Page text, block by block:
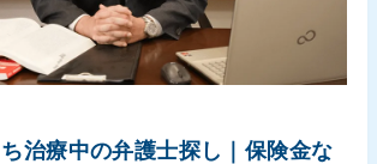
治療中の弁護士探し｜保険金な